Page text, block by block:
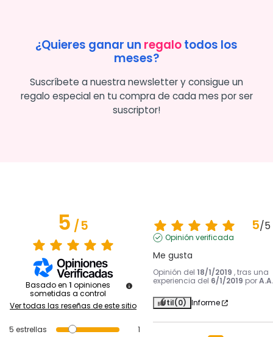
¿Quieres ganar un regalotodos los
meses?
Suscríbete a nuestra newsletter y consigue un
regalo especial en tu compra de cada mes por ser
suscriptor!
5/5
Basado en 1 opiniones
sometidas a control
Ver todas las reseñas de este sitio
5 estrellas
1
5/5
Opinión verificada
Me gusta
Opinión del 18/1/2019 , tras una
experiencia del 6/1/2019 porA.A.
Útil(0) Informe